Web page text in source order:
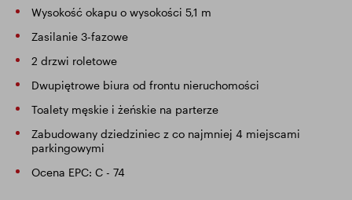
Wysokość okapu o wysokości 5,1 m
Zasilanie 3-fazowe
2 drzwi roletowe
Dwupiętrowe biura od frontu nieruchomości
Toalety męskie i żeńskie na parterze
Zabudowany dziedziniec z co najmniej 4 miejscami
parkingowymi
Ocena EPC: C - 74